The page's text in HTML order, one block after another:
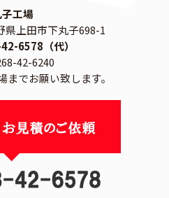
工場
上田市下丸子698-1
6578（代）
42-6240
でお願い致します。